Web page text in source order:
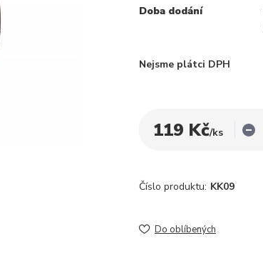
Doba dodání
Nejsme plátci DPH
119 Kč/ks
Číslo produktu: KK09
Do oblíbených